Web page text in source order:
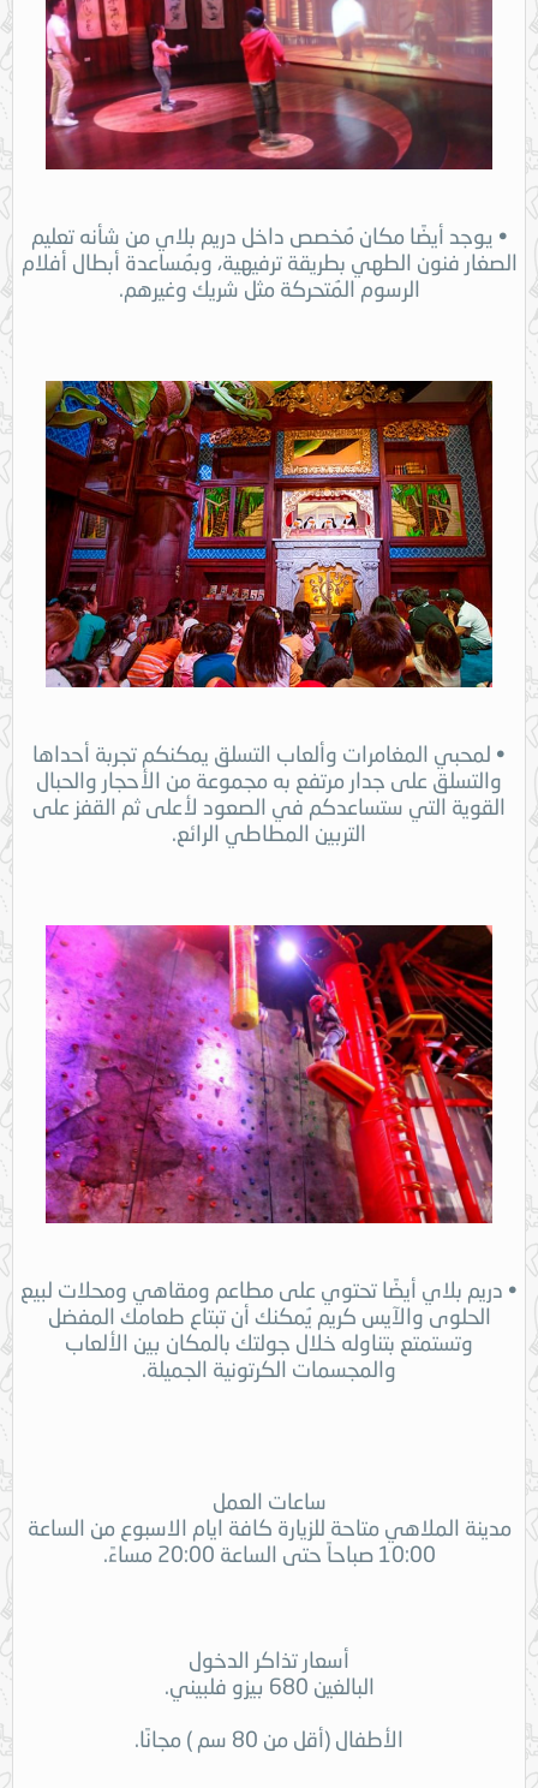
• يوجد أيضًا مكان مُخصص داخل دريم بلاي من شأنه تعليم
الصغار فنون الطهي بطريقة ترفيهية، وبمُساعدة أبطال أفلام
الرسوم المُتحركة مثل شريك وغيرهم.
• لمحبي المغامرات وألعاب التسلق يمكنكم تجربة أحداها
والتسلق على جدار مرتفع به مجموعة من الأحجار والحبال
القوية التي ستساعدكم في الصعود لأعلى ثم القفز على
التربين المطاطي الرائع.
• دريم بلاي أيضًا تحتوي على مطاعم ومقاهي ومحلات لبيع
الحلوى والآيس كريم يُمكنك أن تبتاع طعامك المفضل
وتستمتع بتناوله خلال جولتك بالمكان بين الألعاب
والمجسمات الكرتونية الجميلة.
ساعات العمل
مدينة الملاهي متاحة للزيارة كافة ايام الاسبوع من الساعة
10:00 صباحاً حتى الساعة 20:00 مساءً.
أسعار تذاكر الدخول
البالغين 680 بيزو فلبيني.
الأطفال (أقل من 80 سم ) مجانًا.